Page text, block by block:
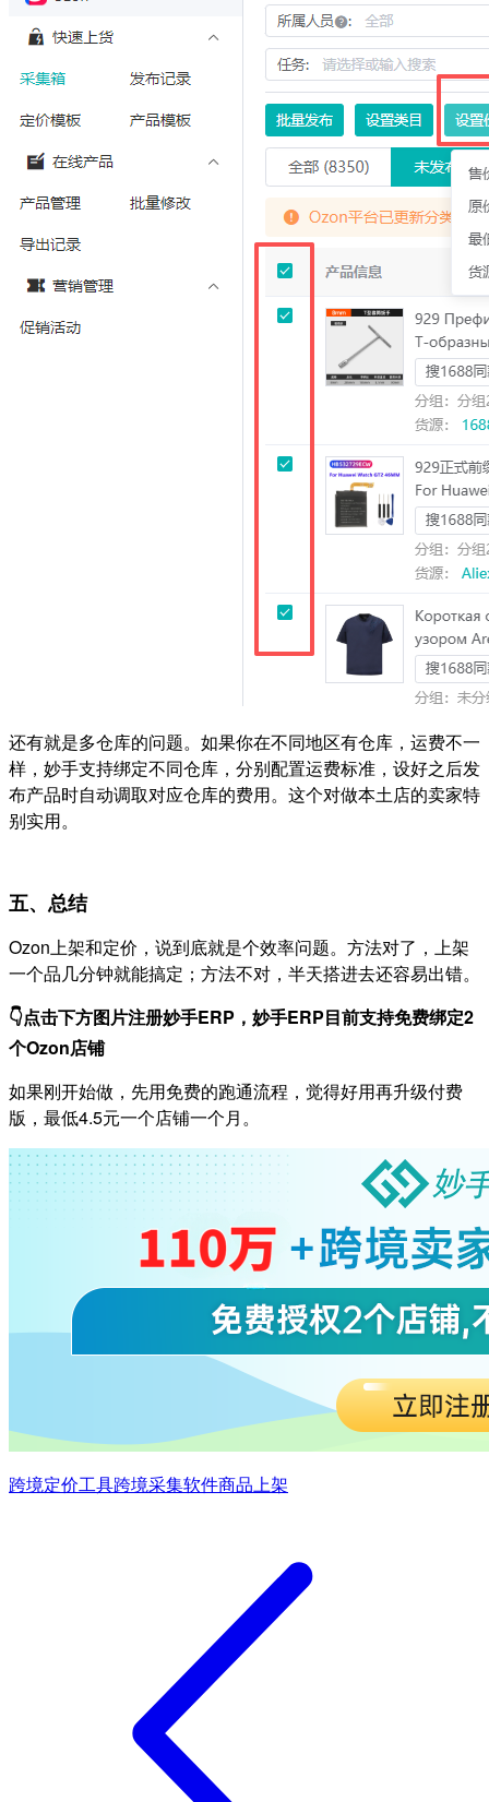
还有就是多仓库的问题。如果你在不同地区有仓库，运费不一
样，妙手支持绑定不同仓库，分别配置运费标准，设好之后发
布产品时自动调取对应仓库的费用。这个对做本土店的卖家特
别实用。
五、总结
Ozon上架和定价，说到底就是个效率问题。方法对了，上架
一个品几分钟就能搞定；方法不对，半天搭进去还容易出错。
👇点击下方图片注册妙手ERP， 妙手ERP目前支持免费绑定2
个Ozon店铺
如果刚开始做，先用免费的跑通流程，觉得好用再升级付费
版，最低4.5元一个店铺一个月。
跨境定价工具跨境采集软件商品上架